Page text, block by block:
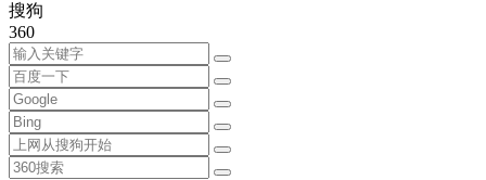
搜狗
360